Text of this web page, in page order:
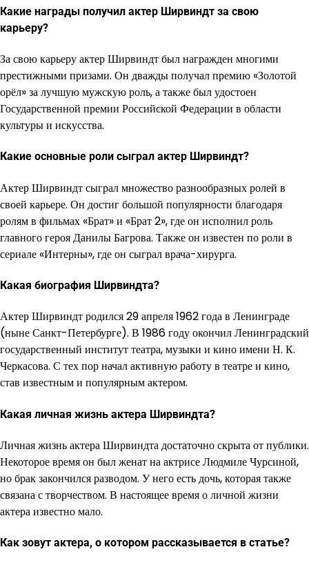
Какие награды получил актер Ширвиндт за свою
карьеру?
За свою карьеру актер Ширвиндт был награжден многими
престижными призами. Он дважды получал премию «Золотой
орёл» за лучшую мужскую роль, а также был удостоен
Государственной премии Российской Федерации в области
культуры и искусства.
Какие основные роли сыграл актер Ширвиндт?
Актер Ширвиндт сыграл множество разнообразных ролей в
своей карьере. Он достиг большой популярности благодаря
ролям в фильмах «Брат» и «Брат 2», где он исполнил роль
главного героя Данилы Багрова. Также он известен по роли в
сериале «Интерны», где он сыграл врача-хирурга.
Какая биография Ширвиндта?
Актер Ширвиндт родился 29 апреля 1962 года в Ленинграде
(ныне Санкт-Петербурге). В 1986 году окончил Ленинградский
государственный институт театра, музыки и кино имени Н. К.
Черкасова. С тех пор начал активную работу в театре и кино,
став известным и популярным актером.
Какая личная жизнь актера Ширвиндта?
Личная жизнь актера Ширвиндта достаточно скрыта от публики.
Некоторое время он был женат на актрисе Людмиле Чурсиной,
но брак закончился разводом. У него есть дочь, которая также
связана с творчеством. В настоящее время о личной жизни
актера известно мало.
Как зовут актера, о котором рассказывается в статье?